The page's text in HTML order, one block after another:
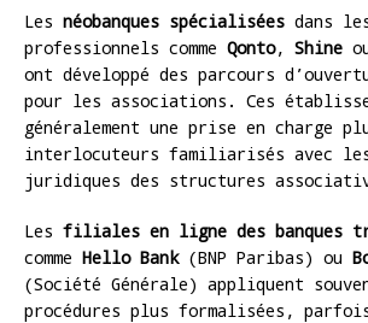
Les néobanques spécialisées dans
professionnels comme Qonto, Shine
ont développé des parcours
pour les associations. Ces
généralement une prise en charge
interlocuteurs familiarisés avec
juridiques des structures
Les filiales en ligne des banques
comme Hello Bank(BNP Paribas) ou
(Société Générale) appliquent
procédures plus formalisées,